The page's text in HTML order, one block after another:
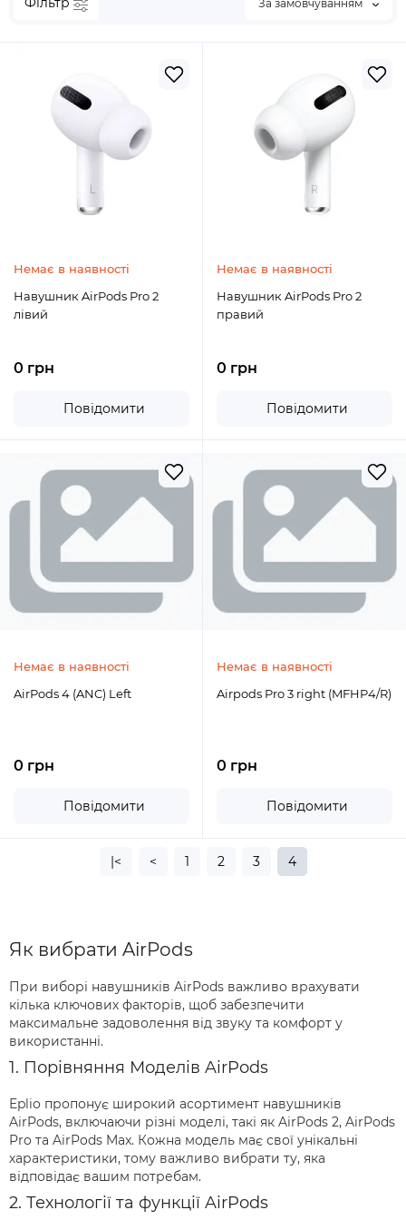
За замовчуванням
Немає в наявності
Навушник AirPods Pro 2
лівий
0 грн
Повідомити
Немає в наявності
Навушник AirPods Pro 2
правий
0 грн
Повідомити
Немає в наявності
AirPods 4 (ANC) Left
0 грн
Повідомити
Немає в наявності
Airpods Pro 3 right (MFHP4/R)
0 грн
Повідомити
|< < 1 2 3 4
Як вибрати AirPods
При виборі навушників AirPods важливо врахувати
кілька ключових факторів, щоб забезпечити
максимальне задоволення від звуку та комфорт у
використанні.
1. Порівняння Моделів AirPods
Eplio пропонує широкий асортимент навушників
AirPods, включаючи різні моделі, такі як AirPods 2, AirPods
Pro та AirPods Max. Кожна модель має свої унікальні
характеристики, тому важливо вибрати ту, яка
відповідає вашим потребам.
2. Технології та функції AirPods